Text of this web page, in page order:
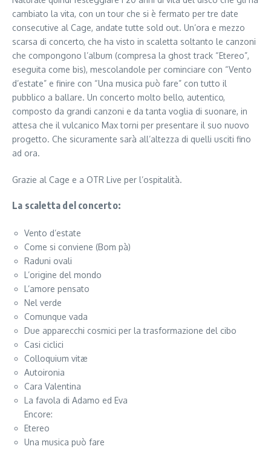
cambiato la vita, con un tour che si è fermato per tre date
consecutive al Cage, andate tutte sold out. Un’ora e mezzo
scarsa di concerto, che ha visto in scaletta soltanto le canzoni
che compongono l’album (compresa la ghost track “Etereo”,
eseguita come bis), mescolandole per cominciare con “Vento
d’estate” e finire con “Una musica può fare” con tutto il
pubblico a ballare. Un concerto molto bello, autentico,
composto da grandi canzoni e da tanta voglia di suonare, in
attesa che il vulcanico Max torni per presentare il suo nuovo
progetto. Che sicuramente sarà all’altezza di quelli usciti fino
ad ora.
Grazie al Cage e a OTR Live per l’ospitalità.
La scaletta del concerto:
Vento d’estate
Come si conviene (Bom pà)
Raduni ovali
L’origine del mondo
L’amore pensato
Nel verde
Comunque vada
Due apparecchi cosmici per la trasformazione del cibo
Casi ciclici
Colloquium vitæ
Autoironia
Cara Valentina
La favola di Adamo ed Eva
Encore:
Etereo
Una musica può fare